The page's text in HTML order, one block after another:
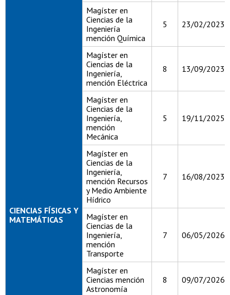
CIENCIAS FÍSICAS Y
MATEMÁTICAS
Magíster en
Ciencias de la
Ingeniería
mención Química
5 23/02/2023
Magíster en
Ciencias de la
Ingeniería,
mención Eléctrica
8 13/09/2023
Magíster en
Ciencias de la
Ingeniería,
mención
Mecánica
5 19/11/2025
Magíster en
Ciencias de la
Ingeniería,
mención Recursos
y Medio Ambiente
Hídrico
7 16/08/2023
Magíster en
Ciencias de la
Ingeniería,
mención
Transporte
7 06/05/2026
Magíster en
Ciencias mención
Astronomía
8 09/07/2026